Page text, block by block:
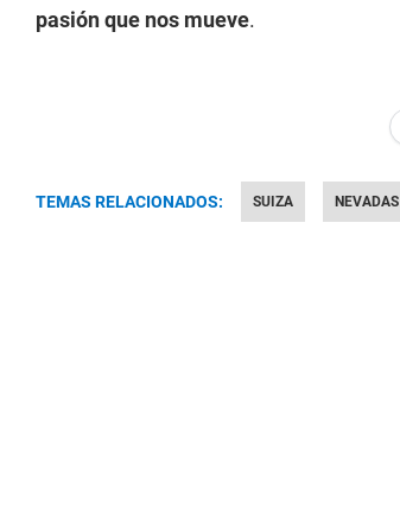
pasión que nos mueve.
TEMAS RELACIONADOS: SUIZA NEVADAS